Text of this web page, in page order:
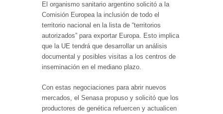
El organismo sanitario argentino solicitó a la
Comisión Europea la inclusión de todo el
territorio nacional en la lista de “territorios
autorizados” para exportar Europa. Esto implica
que la UE tendrá que desarrollar un análisis
documental y posibles visitas a los centros de
inseminación en el mediano plazo.
Con estas negociaciones para abrir nuevos
mercados, el Senasa propuso y solicitó que los
productores de genética refuercen y actualicen